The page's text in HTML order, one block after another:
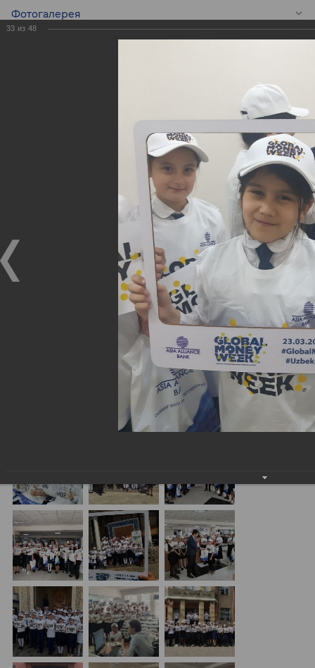
Фотогалерея
школьников в
филиалах ASIA
ALLIANCE BANK в
преддверии
Всемирной Недели
Денег (GMW)
Экскурсия для школьников в филиалах ASIA
ALLIANCE BANK в преддверии Всемирной Недели
#GlobalMoneyWeek2020 #UzbekistanGMW2020
#GMW2020 #financialliteracy
33 из 48